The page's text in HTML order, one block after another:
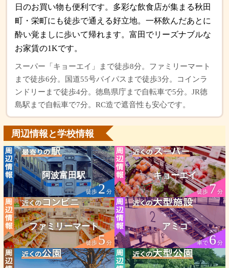
日のお買い物も便利です。多彩な飲食店が集まる秋田
町・栄町にも徒歩で通える好立地。一杯飲んだあとに
酔い覚ましに歩いて帰れます。富田でリーズナブルな
お家賃の1Kです。
スーパー「キョーエイ」まで徒歩8分。ファミリーマート
まで徒歩6分。国道55号バイパスまで徒歩3分。コインラ
ンドリーまで徒歩4分。徳島県庁まで自転車で5分。JR徳
島駅まで自転車で7分。RC造で遮音性も安心です。
周辺情報と学校情報
阿波富田駅
徒歩2 分
キョーエイ
徒歩7分
ファミリーマート
徒歩5分
アミコ
車で6分